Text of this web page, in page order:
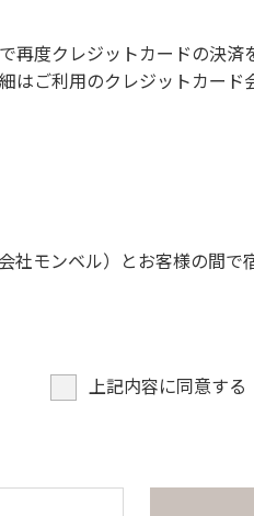
度クレジットカードの決済
ご利用のクレジットカード
モンベル）とお客様の間
上記内容に同意する